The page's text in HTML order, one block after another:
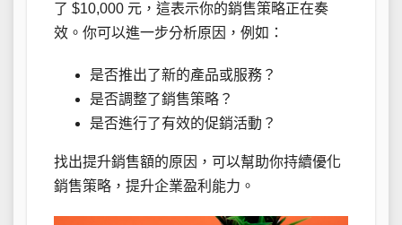
了 $10,000 元，這表示你的銷售策略正在奏
效。你可以進一步分析原因，例如：
是否推出了新的產品或服務？
是否調整了銷售策略？
是否進行了有效的促銷活動？
找出提升銷售額的原因，可以幫助你持續優化
銷售策略，提升企業盈利能力。